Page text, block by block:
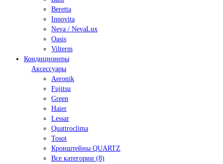
Beretta
Innovita
Neva / NevaLux
Oasis
Vilterm
Кондиционеры
Аксессуары
Aeronik
Fujitsu
Green
Haier
Lessar
Quattroclima
Tosot
Кронштейны QUARTZ
Все категории (8)